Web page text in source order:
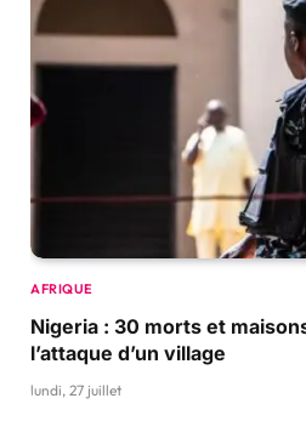
AFRIQUE
Nigeria : 30 morts et
l’attaque d’un village
lundi, 27 juillet